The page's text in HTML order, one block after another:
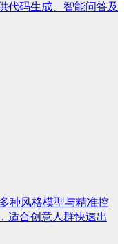
代码生成、智能问答及
种风格模型与精准控
适合创意人群快速出